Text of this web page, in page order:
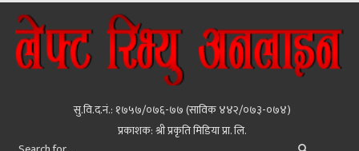
सु.वि.द.नं.: १७५७/०७६-७७ (साविक ४४२/०७३-०७४)
प्रकाशक: श्री प्रकृति मिडिया प्रा. लि.